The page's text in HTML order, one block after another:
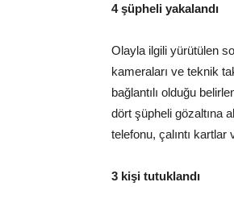
4 şüpheli yakalandı
Olayla ilgili yürütülen
kameraları ve teknik
bağlantılı olduğu
dört şüpheli gözaltına
telefonu, çalıntı
3 kişi tutuklandı